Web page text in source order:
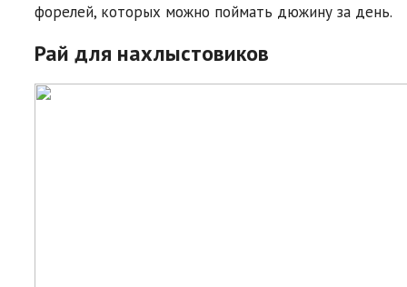
форелей, которых можно поймать дюжину за день.
Рай для нахлыстовиков